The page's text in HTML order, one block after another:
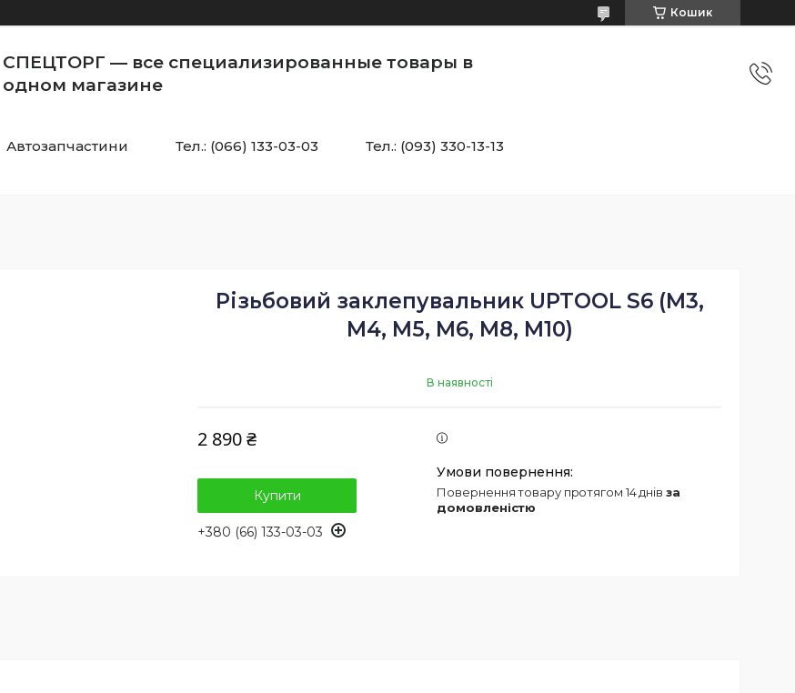
Кошик
СПЕЦТОРГ — все специализированные товары в
одном магазине
Автозапчастини Тел.: (066) 133-03-03 Тел.: (093) 330-13-13
Різьбовий заклепувальник UPTOOL S6 (M3,
M4, M5, M6, M8, M10)
В наявності
2 890 ₴
Купити
+380 (66) 133-03-03
повернення товару протягом 14 днів за
домовленістю